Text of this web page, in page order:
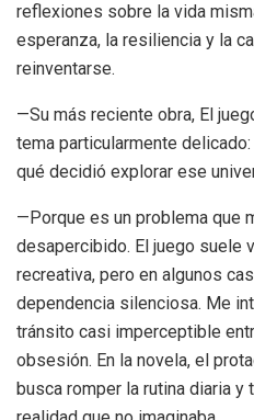
reflexiones sobre la vida
esperanza, la resiliencia y la
reinventarse.
—Su más reciente obra, El
tema particularmente
qué decidió explorar ese
—Porque es un problema que
desapercibido. El juego suele
recreativa, pero en algunos
dependencia silenciosa. Me
tránsito casi imperceptible
obsesión. En la novela, el
busca romper la rutina diaria y